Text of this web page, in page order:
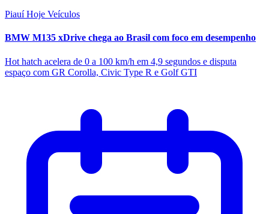
Piauí Hoje Veículos
BMW M135 xDrive chega ao Brasil com foco em desempenho
Hot hatch acelera de 0 a 100 km/h em 4,9 segundos e disputa
espaço com GR Corolla, Civic Type R e Golf GTI